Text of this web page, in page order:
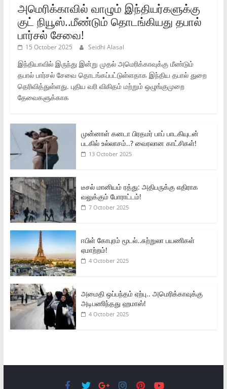
அமெரிக்காவில் வாழும் இந்தியர்களுக்கு
குட் நியூஸ்..மீண்டும் தொடங்கியது தபால்
பார்சல் சேவை!
15 October 2025 Seidhi Alasal
இந்தியாவில் இருந்து இன்று முதல் அமெரிக்காவுக்கு மீண்டும்
தபால் பார்சல் சேவை தொடங்கப்பட்டுள்ளதாக இந்திய தபால் துறை
தெரிவித்துள்ளது. புதிய வரி விகிதம் மற்றும் ஒழுங்குமுறை
தேவைகளுக்காக
முன்னாள் கனடா பிரதமர் பாப் பாடகியுடன்
படகில் உல்லாசம்..? வைரலான காட்சிகள்!
13 October 2025
டீசல் மானியம் ரத்து: அதிபருக்கு எதிராக
வலுக்கும் போராட்டம்!
7 October 2025
ஈபிள் கோபுரம் மூடல்..சுற்றுலா பயணிகள்
ஏமாற்றம்!
4 October 2025
அமைதி ஒப்பந்தம் ஏற்பு.. அமெரிக்காவுக்கு
அடிபணிந்தது ஹமாஸ்!
4 October 2025